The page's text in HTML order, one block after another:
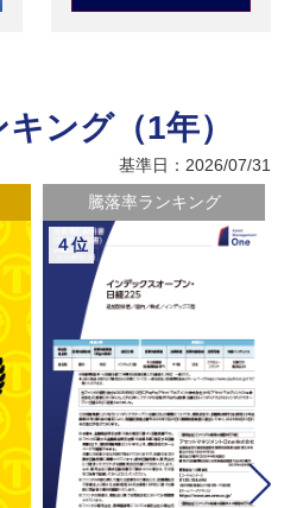
ング（1年）
基準日：2026/07/31
騰落率ランキング
４位